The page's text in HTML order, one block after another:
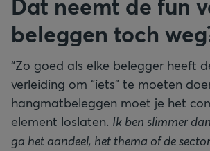
beleggen toch
“Zo goed als elke belegger heeft
verleiding om “iets” te moeten
hangmatbeleggen moet je het
element loslaten. Ik ben slimmer
ga het aandeel, het thema of de